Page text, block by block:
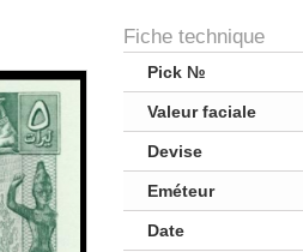
Fiche technique
Pick №
Valeur faciale
Devise
Eméteur
Date